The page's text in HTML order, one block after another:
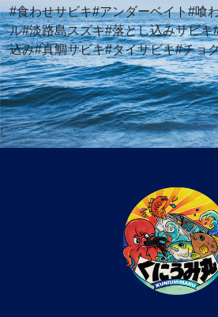
#食わせサビキ#アンダーベイト#喰
ル#淡路島スズキ#落とし込みサビ
込み#真鯛サビキ#タイサビキ#チョ